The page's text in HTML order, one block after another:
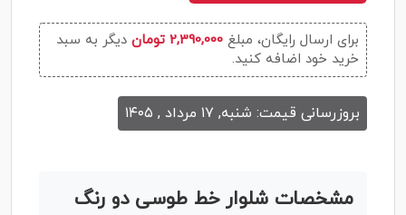
برای ارسال رایگان، مبلغ 2,390,000 تومان
دیگر به سبد
خرید خود اضافه کنید.
بروزرسانی قیمت: شنبه, ۱۷ مرداد , ۱۴۰۵
مشخصات شلوار خط طوسی دو رنگ